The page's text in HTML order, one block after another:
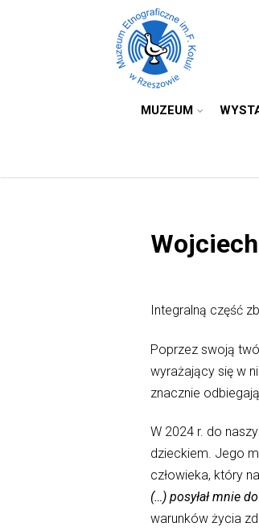
MUZEUM
Integralną część
Poprzez swoją
wyrażający się w
znacznie
W 2024 r. do
dzieckiem. Jego
człowieka, który
(…) posyłał mnie
warunków życia